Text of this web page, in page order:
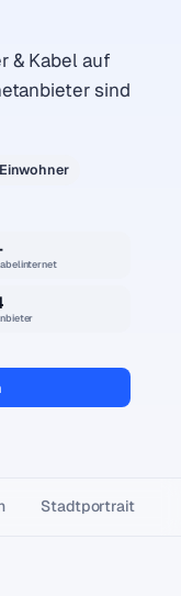
& Kabel auf
sind
Stadtportrait